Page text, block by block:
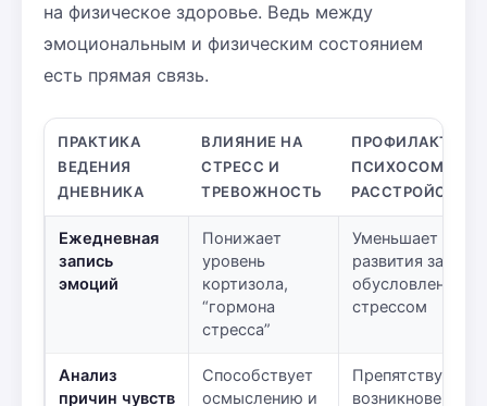
на физическое здоровье. Ведь между
эмоциональным и физическим состоянием
есть прямая связь.
ПРАКТИКА
ВЕДЕНИЯ
ДНЕВНИКА
ВЛИЯНИЕ НА
СТРЕСС И
ТРЕВОЖНОСТЬ
ПРОФИЛАКТИКА
РАССТРОЙСТВ
Ежедневная
запись
эмоций
Понижает
уровень
кортизола,
“гормона
стресса”
Уменьшает риск
развития
обусловленных
стрессом
Анализ
причин чувств
Способствует
осмыслению и
Препятствует
возникновению